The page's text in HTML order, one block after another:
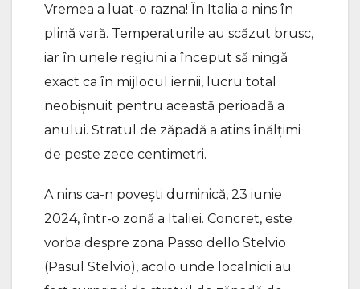
Vremea a luat-o razna! În Italia a nins în
plină vară. Temperaturile au scăzut brusc,
iar în unele regiuni a început să ningă
exact ca în mijlocul iernii, lucru total
neobișnuit pentru această perioadă a
anului. Stratul de zăpadă a atins înălțimi
de peste zece centimetri.
A nins ca-n povești duminică, 23 iunie
2024, într-o zonă a Italiei. Concret, este
vorba despre zona Passo dello Stelvio
(Pasul Stelvio), acolo unde localnicii au